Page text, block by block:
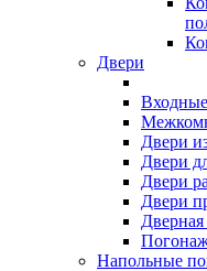
Двери
Двери
Двери
Двери
Двери
Напольные